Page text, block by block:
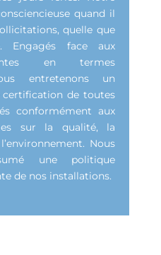
quand il
quelle que
Engagés face aux
en termes
entretenons un
certification de toutes
conformément aux
sur la qualité, la
Nous
une politique
de nos installations.